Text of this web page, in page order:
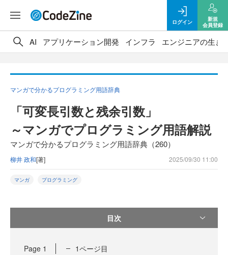
ログイン
新規
会員登録
AI アプリケーション開発 インフラ エンジニアの生き
マンガで分かるプログラミング用語辞典
「可変長引数と残余引数」
～マンガでプログラミング用語解説
マンガで分かるプログラミング用語辞典（260）
柳井 政和[著] 2025/09/30 11:00
マンガ プログラミング
目次
Page 1 1ページ目